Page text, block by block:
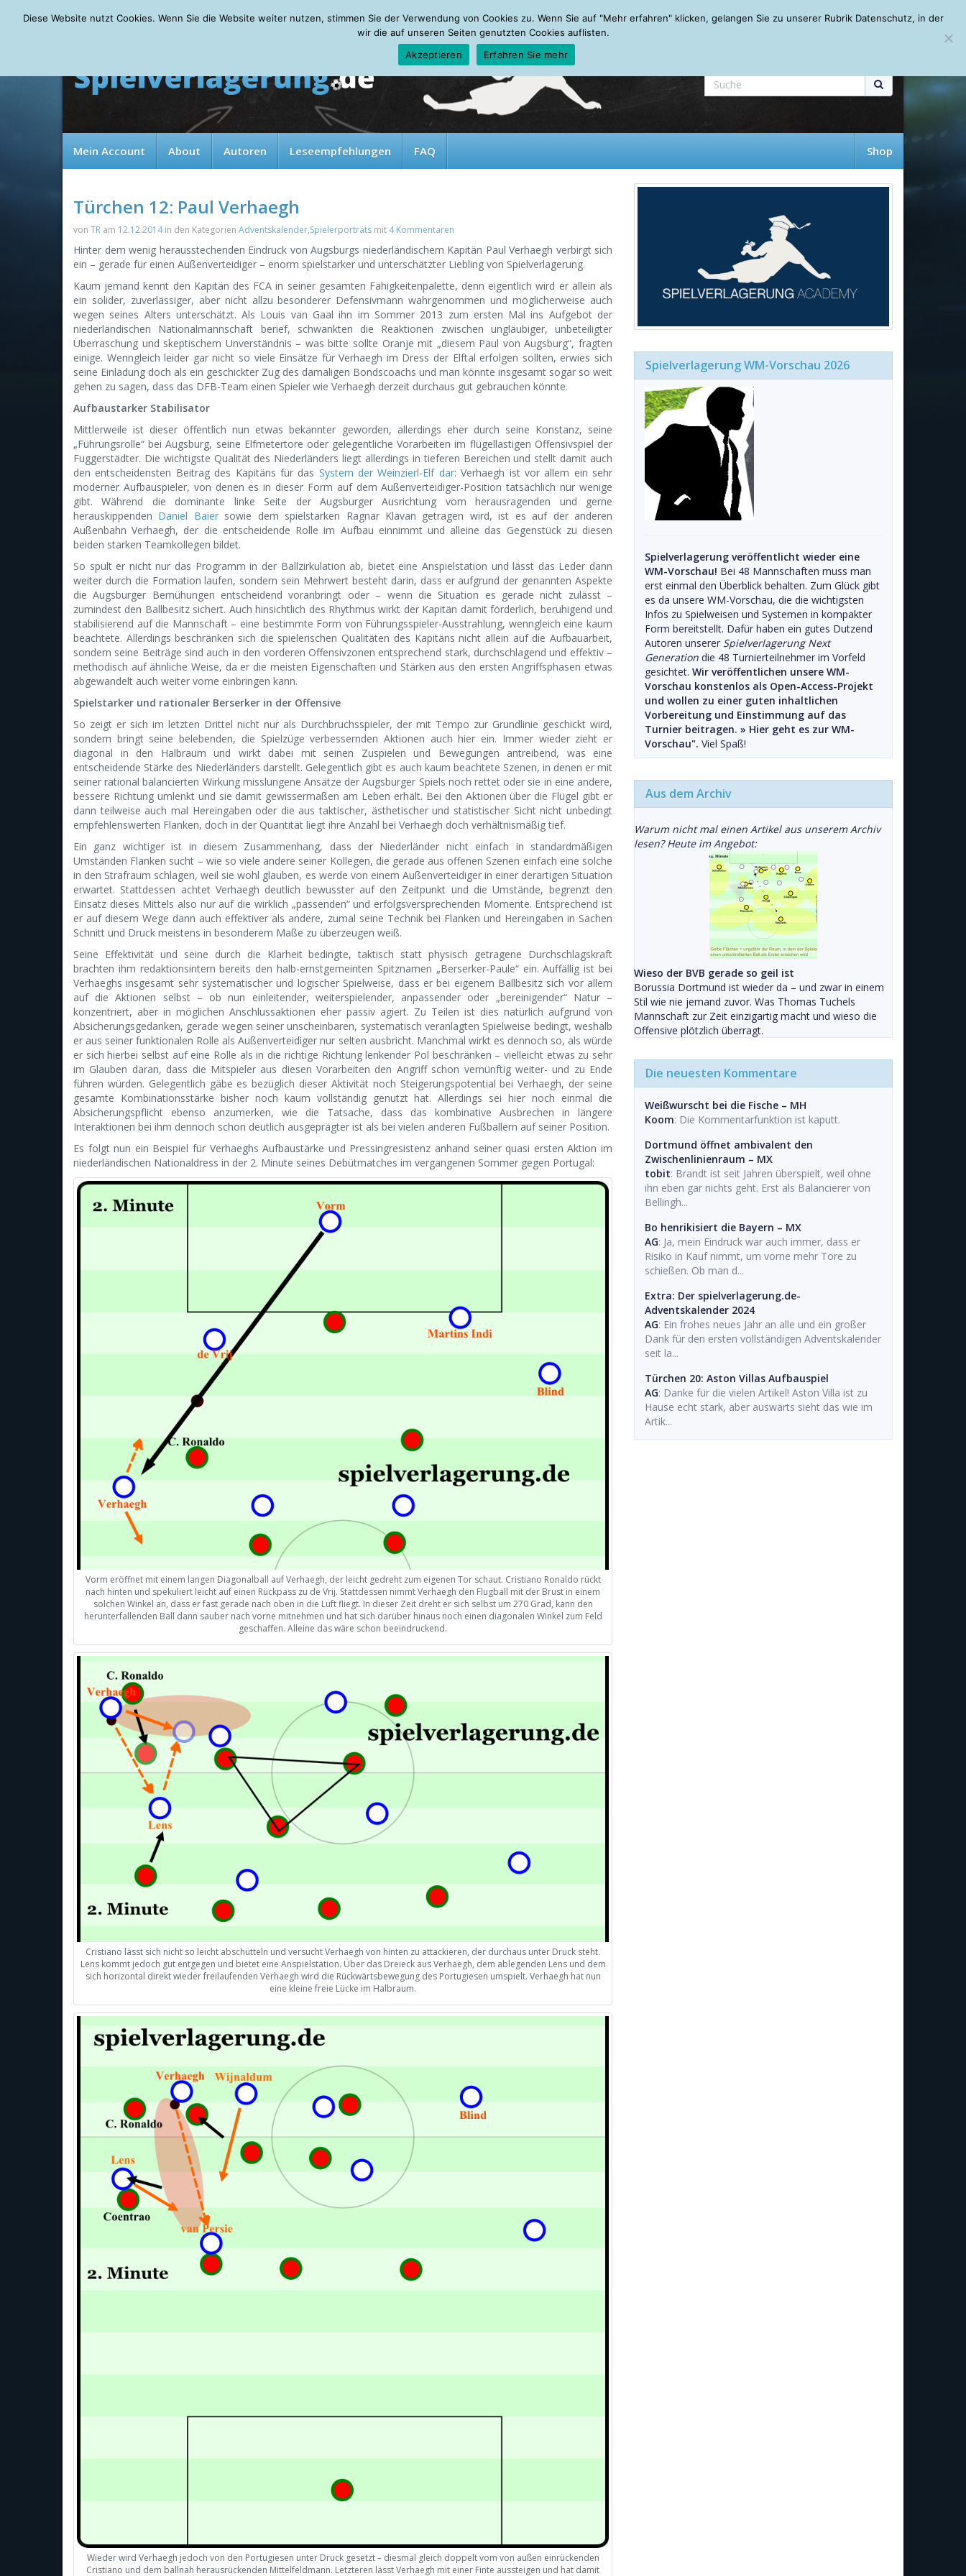
Thursday, 06.08.2026 Mein Account About Autoren Leseempfehlungen FAQ
Mein Account About Autoren Leseempfehlungen FAQ Shop
Türchen 12: Paul Verhaegh
von TR am 12.12.2014in den Kategorien Adventskalender,Spielerporträts mit 4 Kommentaren
Hinter dem wenig herausstechenden Eindruck von Augsburgs niederländischem Kapitän Paul Verhaegh verbirgt sich
ein – gerade für einen Außenverteidiger – enorm spielstarker und unterschätzter Liebling von Spielverlagerung.
Kaum jemand kennt den Kapitän des FCA in seiner gesamten Fähigkeitenpalette, denn eigentlich wird er allein als
ein solider, zuverlässiger, aber nicht allzu besonderer Defensivmann wahrgenommen und möglicherweise auch
wegen seines Alters unterschätzt. Als Louis van Gaal ihn im Sommer 2013 zum ersten Mal ins Aufgebot der
niederländischen Nationalmannschaft berief, schwankten die Reaktionen zwischen ungläubiger, unbeteiligter
Überraschung und skeptischem Unverständnis – was bitte sollte Oranje mit „diesem Paul von Augsburg“, fragten
einige. Wenngleich leider gar nicht so viele Einsätze für Verhaegh im Dress der Elftal erfolgen sollten, erwies sich
seine Einladung doch als ein geschickter Zug des damaligen Bondscoachs und man könnte insgesamt sogar so weit
gehen zu sagen, dass das DFB-Team einen Spieler wie Verhaegh derzeit durchaus gut gebrauchen könnte.
Aufbaustarker Stabilisator
Mittlerweile ist dieser öffentlich nun etwas bekannter geworden, allerdings eher durch seine Konstanz, seine
„Führungsrolle“ bei Augsburg, seine Elfmetertore oder gelegentliche Vorarbeiten im flügellastigen Offensivspiel der
Fuggerstädter. Die wichtigste Qualität des Niederländers liegt allerdings in tieferen Bereichen und stellt damit auch
den entscheidensten Beitrag des Kapitäns für das System der Weinzierl-Elf dar: Verhaegh ist vor allem ein sehr
moderner Aufbauspieler, von denen es in dieser Form auf dem Außenverteidiger-Position tatsächlich nur wenige
gibt. Während die dominante linke Seite der Augsburger Ausrichtung vom herausragenden und gerne
herauskippenden Daniel Baiersowie dem spielstarken Ragnar Klavan getragen wird, ist es auf der anderen
Außenbahn Verhaegh, der die entscheidende Rolle im Aufbau einnimmt und alleine das Gegenstück zu diesen
beiden starken Teamkollegen bildet.
So spult er nicht nur das Programm in der Ballzirkulation ab, bietet eine Anspielstation und lässt das Leder dann
weiter durch die Formation laufen, sondern sein Mehrwert besteht darin, dass er aufgrund der genannten Aspekte
die Augsburger Bemühungen entscheidend voranbringt oder – wenn die Situation es gerade nicht zulässt –
zumindest den Ballbesitz sichert. Auch hinsichtlich des Rhythmus wirkt der Kapitän damit förderlich, beruhigend und
stabilisierend auf die Mannschaft – eine bestimmte Form von Führungsspieler-Ausstrahlung, wenngleich eine kaum
beachtete. Allerdings beschränken sich die spielerischen Qualitäten des Kapitäns nicht allein auf die Aufbauarbeit,
sondern seine Beiträge sind auch in den vorderen Offensivzonen entsprechend stark, durchschlagend und effektiv –
methodisch auf ähnliche Weise, da er die meisten Eigenschaften und Stärken aus den ersten Angriffsphasen etwas
abgewandelt auch weiter vorne einbringen kann.
Spielstarker und rationaler Berserker in der Offensive
So zeigt er sich im letzten Drittel nicht nur als Durchbruchsspieler, der mit Tempo zur Grundlinie geschickt wird,
sondern bringt seine belebenden, die Spielzüge verbessernden Aktionen auch hier ein. Immer wieder zieht er
diagonal in den Halbraum und wirkt dabei mit seinen Zuspielen und Bewegungen antreibend, was eine
entscheidende Stärke des Niederländers darstellt. Gelegentlich gibt es auch kaum beachtete Szenen, in denen er mit
seiner rational balancierten Wirkung misslungene Ansätze der Augsburger Spiels noch rettet oder sie in eine andere,
bessere Richtung umlenkt und sie damit gewissermaßen am Leben erhält. Bei den Aktionen über die Flügel gibt er
dann teilweise auch mal Hereingaben oder die aus taktischer, ästhetischer und statistischer Sicht nicht unbedingt
empfehlenswerten Flanken, doch in der Quantität liegt ihre Anzahl bei Verhaegh doch verhältnismäßig tief.
Ein ganz wichtiger ist in diesem Zusammenhang, dass der Niederländer nicht einfach in standardmäßigen
Umständen Flanken sucht – wie so viele andere seiner Kollegen, die gerade aus offenen Szenen einfach eine solche
in den Strafraum schlagen, weil sie wohl glauben, es werde von einem Außenverteidiger in einer derartigen Situation
erwartet. Stattdessen achtet Verhaegh deutlich bewusster auf den Zeitpunkt und die Umstände, begrenzt den
Einsatz dieses Mittels also nur auf die wirklich „passenden“ und erfolgsversprechenden Momente. Entsprechend ist
er auf diesem Wege dann auch effektiver als andere, zumal seine Technik bei Flanken und Hereingaben in Sachen
Schnitt und Druck meistens in besonderem Maße zu überzeugen weiß.
Seine Effektivität und seine durch die Klarheit bedingte, taktisch statt physisch getragene Durchschlagskraft
brachten ihm redaktionsintern bereits den halb-ernstgemeinten Spitznamen „Berserker-Paule“ ein. Auffällig ist bei
Verhaeghs insgesamt sehr systematischer und logischer Spielweise, dass er bei eigenem Ballbesitz sich vor allem
auf die Aktionen selbst – ob nun einleitender, weiterspielender, anpassender oder „bereinigender“ Natur –
konzentriert, aber in möglichen Anschlussaktionen eher passiv agiert. Zu Teilen ist dies natürlich aufgrund von
Absicherungsgedanken, gerade wegen seiner unscheinbaren, systematisch veranlagten Spielweise bedingt, weshalb
er aus seiner funktionalen Rolle als Außenverteidiger nur selten ausbricht. Manchmal wirkt es dennoch so, als würde
er sich hierbei selbst auf eine Rolle als in die richtige Richtung lenkender Pol beschränken – vielleicht etwas zu sehr
im Glauben daran, dass die Mitspieler aus diesen Vorarbeiten den Angriff schon vernünftig weiter- und zu Ende
führen würden. Gelegentlich gäbe es bezüglich dieser Aktivität noch Steigerungspotential bei Verhaegh, der seine
gesamte Kombinationsstärke bisher noch kaum vollständig genutzt hat. Allerdings sei hier noch einmal die
Absicherungspflicht ebenso anzumerken, wie die Tatsache, dass das kombinative Ausbrechen in längere
Interaktionen bei ihm dennoch schon deutlich ausgeprägter ist als bei vielen anderen Fußballern auf seiner Position.
Es folgt nun ein Beispiel für Verhaeghs Aufbaustärke und Pressingresistenz anhand seiner quasi ersten Aktion im
niederländischen Nationaldress in der 2. Minute seines Debütmatches im vergangenen Sommer gegen Portugal:
Vorm eröffnet mit einem langen Diagonalball auf Verhaegh, der leicht gedreht zum eigenen Tor schaut. Cristiano Ronaldo rückt
nach hinten und spekuliert leicht auf einen Rückpass zu de Vrij. Stattdessen nimmt Verhaegh den Flugball mit der Brust in einem
solchen Winkel an, dass er fast gerade nach oben in die Luft fliegt. In dieser Zeit dreht er sich selbst um 270 Grad, kann den
herunterfallenden Ball dann sauber nach vorne mitnehmen und hat sich darüber hinaus noch einen diagonalen Winkel zum Feld
geschaffen. Alleine das wäre schon beeindruckend.
Cristiano lässt sich nicht so leicht abschütteln und versucht Verhaegh von hinten zu attackieren, der durchaus unter Druck steht.
Lens kommt jedoch gut entgegen und bietet eine Anspielstation. Über das Dreieck aus Verhaegh, dem ablegenden Lens und dem
sich horizontal direkt wieder freilaufenden Verhaegh wird die Rückwärtsbewegung des Portugiesen umspielt. Verhaegh hat nun
eine kleine freie Lücke im Halbraum.
Wieder wird Verhaegh jedoch von den Portugiesen unter Druck gesetzt – diesmal gleich doppelt vom von außen einrückenden
Cristiano und dem ballnah herausrückenden Mittelfeldmann. Letzteren lässt Verhaegh mit einer Finte aussteigen und hat damit
Spielverlagerung WM-Vorschau 2026
Spielverlagerung veröffentlicht wieder eine
WM-Vorschau! Bei 48 Mannschaften muss man
erst einmal den Überblick behalten. Zum Glück gibt
es da unsere WM-Vorschau, die die wichtigsten
Infos zu Spielweisen und Systemen in kompakter
Form bereitstellt. Dafür haben ein gutes Dutzend
Autoren unserer Spielverlagerung Next
Generation die 48 Turnierteilnehmer im Vorfeld
gesichtet. Wir veröffentlichen unsere WM-
Vorschau konstenlos als Open-Access-Projekt
und wollen zu einer guten inhaltlichen
Vorbereitung und Einstimmung auf das
Turnier beitragen. » Hier geht es zur WM-
Vorschau". Viel Spaß!
Aus dem Archiv
Warum nicht mal einen Artikel aus unserem Archiv
lesen? Heute im Angebot:
Wieso der BVB gerade so geil ist
Borussia Dortmund ist wieder da – und zwar in einem
Stil wie nie jemand zuvor. Was Thomas Tuchels
Mannschaft zur Zeit einzigartig macht und wieso die
Offensive plötzlich überragt.
Die neuesten Kommentare
Weißwurscht bei die Fische – MH
Koom: Die Kommentarfunktion ist kaputt.
Dortmund öffnet ambivalent den
Zwischenlinienraum – MX
tobit: Brandt ist seit Jahren überspielt, weil ohne
ihn eben gar nichts geht. Erst als Balancierer von
Bellingh...
Bo henrikisiert die Bayern – MX
AG: Ja, mein Eindruck war auch immer, dass er
Risiko in Kauf nimmt, um vorne mehr Tore zu
schießen. Ob man d...
Extra: Der spielverlagerung.de-
Adventskalender 2024
AG: Ein frohes neues Jahr an alle und ein großer
Dank für den ersten vollständigen Adventskalender
seit la...
Türchen 20: Aston Villas Aufbauspiel
AG: Danke für die vielen Artikel! Aston Villa ist zu
Hause echt stark, aber auswärts sieht das wie im
Artik...
Diese Website nutzt Cookies. Wenn Sie die Website weiter nutzen, stimmen Sie der Verwendung von Cookies zu. Wenn Sie auf "Mehr erfahren" klicken, gelangen Sie zu unserer Rubrik Datenschutz, in der
wir die auf unseren Seiten genutzten Cookies auflisten.
Akzeptieren
Erfahren Sie mehr